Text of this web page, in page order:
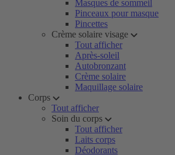
Masques de sommeil
Pinceaux pour masque
Pincettes
Crème solaire visage
Tout afficher
Après-soleil
Autobronzant
Crème solaire
Maquillage solaire
Corps
Tout afficher
Soin du corps
Tout afficher
Laits corps
Déodorants